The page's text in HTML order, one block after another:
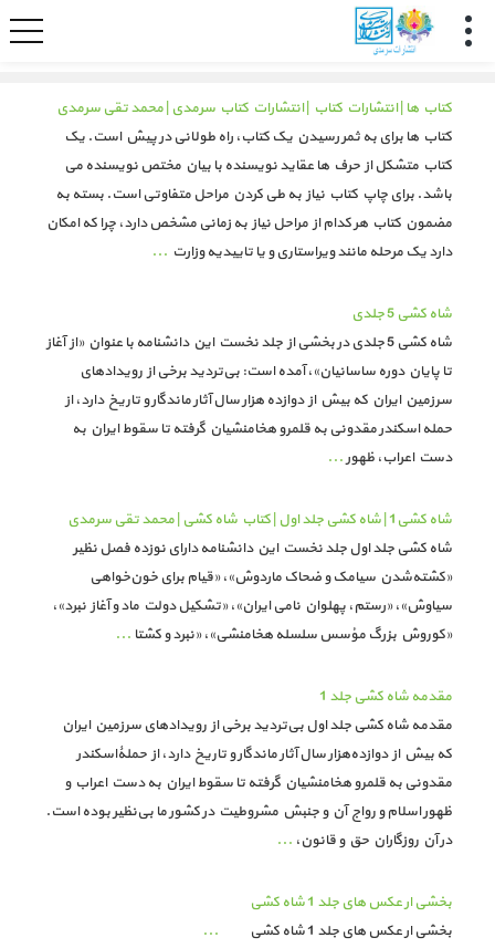
کتاب ها | انتشارات کتاب | انتشارات کتاب سرمدی | محمد تقی سرمدی
کتاب ها برای به ثمر رسیدن یک کتاب، راه طولانی در پیش است. یک
کتاب متشکل از حرف ها عقاید نویسنده با بیان مختص نویسنده می
باشد. برای چاپ کتاب نیاز به طی کردن مراحل متفاوتی است. بسته به
مضمون کتاب هر کدام از مراحل نیاز به زمانی مشخص دارد، چرا که امکان
دارد یک مرحله مانند ویراستاری و یا تاییدیه وزارت ...
شاه کشی 5 جلدی
شاه کشی 5 جلدی در بخشی از جلد نخست این دانشنامه با عنوان «از آغاز
تا پایان دوره ساسانیان»، آمده است: بی‌تردید برخی از رویدادهای
سرزمین ایران که بیش از دوازده‌ هزار سال آثار ماندگار و تاریخ دارد، از
حمله اسکندر مقدونی به قلمرو هخامنشیان گرفته تا سقوط ایران به
دست اعراب، ظهور...
شاه کشی1 | شاه کشی جلد اول | کتاب شاه کشی | محمد تقی سرمدی
شاه کشی جلد اول جلد نخست این دانشنامه دارای نوزده فصل نظیر
«کشته‌شدن سیامک و ضحاک ماردوش»، «قیام برای خون‌خواهی
سیاوش»، «رستم، پهلوان نامی ایران»، «تشکیل دولت ماد و آغاز نبرد»،
«کوروش بزرگ مؤسس سلسله هخامنشی»، «نبرد و کشتا ...
مقدمه شاه کشی جلد 1
مقدمه شاه کشی جلد اول بی‌تردید برخی از رویدادهای سرزمین ایران
که بیش از دوازده‌هزار سال آثار ماندگار و تاریخ دارد، از حملۀاسکندر
مقدونی به قلمرو هخامنشیان گرفته تا سقوط ایران به دست اعراب و
ظهور اسلام و رواج آن و جنبش مشروطیت در کشور ما بی‌نظیر بوده است.
در آن روزگاران حق و قانون، ...
بخشی ار عکس های جلد 1 شاه کشی
بخشی ار عکس های جلد 1 شاه کشی
...